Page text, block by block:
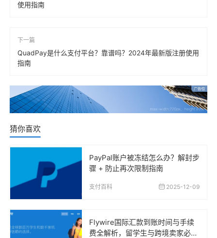
使用指南
下一篇
QuadPay是什么支付平台？靠谱吗？2024年最新版注册使用
指南
猜你喜欢
PayPal账户被冻结怎么办？解封步
骤 + 防止再次限制指南
支付百科 2025-12-09
Flywire国际汇款到账时间与手续
费全解析，留学生与跨境卖家必读